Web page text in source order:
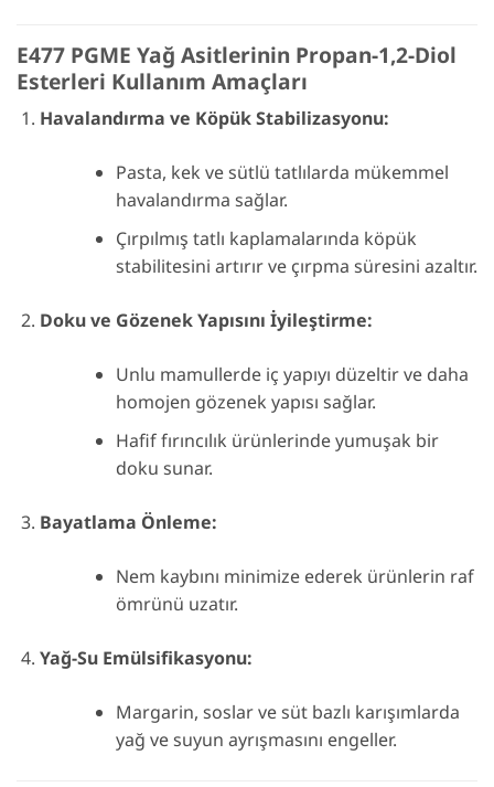
E477 PGME Yağ Asitlerinin Propan-1,2-Diol
Esterleri Kullanım Amaçları
Havalandırma ve Köpük Stabilizasyonu:
Pasta, kek ve sütlü tatlılarda mükemmel
havalandırma sağlar.
Çırpılmış tatlı kaplamalarında köpük
stabilitesini artırır ve çırpma süresini azaltır.
Doku ve Gözenek Yapısını İyileştirme:
Unlu mamullerde iç yapıyı düzeltir ve daha
homojen gözenek yapısı sağlar.
Hafif fırıncılık ürünlerinde yumuşak bir
doku sunar.
Bayatlama Önleme:
Nem kaybını minimize ederek ürünlerin raf
ömrünü uzatır.
Yağ-Su Emülsifikasyonu:
Margarin, soslar ve süt bazlı karışımlarda
yağ ve suyun ayrışmasını engeller.